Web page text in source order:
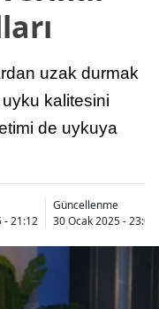
Ankara
Antalya
Artvin
Balıkesir
Bilecik
Bingöl
Bitlis
uzak durmak
kalitesini
de uykuya
- 21:12
Güncellenme
30 Ocak 2025 - 23:02